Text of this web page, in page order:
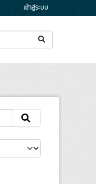
เข้าสู่ระบบ